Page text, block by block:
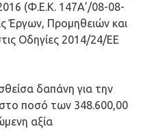
(Φ.Ε.Κ. 147Α’/08-08-
Έργων, Προμηθειών και
Οδηγίες 2014/24/ΕΕ
δαπάνη για την
ποσό των 348.600,00
αξία